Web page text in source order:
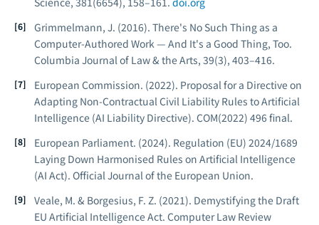
Grimmelmann, J. (2016). There's No Such Thing as a
Computer-Authored Work — And It's a Good Thing, Too.
Columbia Journal of Law & the Arts, 39(3), 403–416.
European Commission. (2022). Proposal for a Directive on
Adapting Non-Contractual Civil Liability Rules to Artificial
Intelligence (AI Liability Directive). COM(2022) 496 final.
European Parliament. (2024). Regulation (EU) 2024/1689
Laying Down Harmonised Rules on Artificial Intelligence
(AI Act). Official Journal of the European Union.
Veale, M. & Borgesius, F. Z. (2021). Demystifying the Draft
EU Artificial Intelligence Act. Computer Law Review